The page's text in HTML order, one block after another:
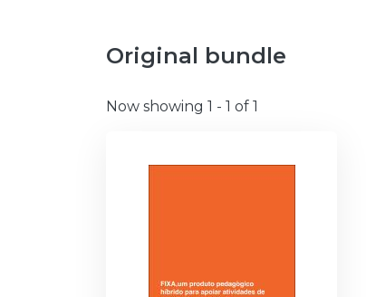
Original bundle
Now showing 1 - 1 of 1